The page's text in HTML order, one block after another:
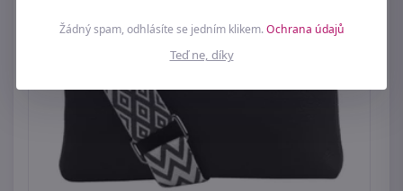
Žádný spam, odhlásíte se jedním klikem.Ochrana údajů
Teď ne, díky